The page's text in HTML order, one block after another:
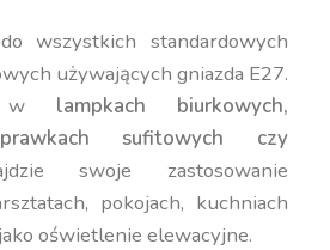
wszystkich standardowych
używających gniazda E27.
w lampkach biurkowych,
sufitowych czy
swoje zastosowanie
pokojach, kuchniach
oświetlenie elewacyjne.